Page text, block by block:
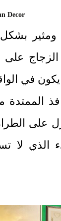
Decor
يكون في
على
الذي لا